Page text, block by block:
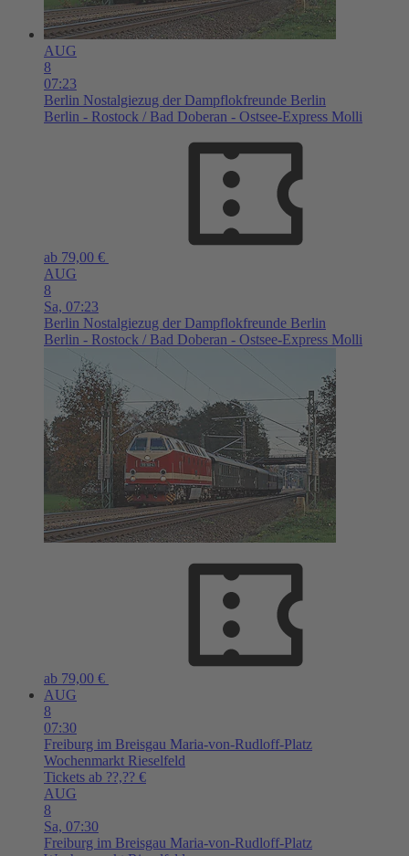
AUG
8
07:23
Berlin Nostalgiezug der Dampflokfreunde Berlin
Berlin - Rostock / Bad Doberan - Ostsee-Express Molli
ab 79,00 €
AUG
8
Sa, 07:23
Berlin Nostalgiezug der Dampflokfreunde Berlin
Berlin - Rostock / Bad Doberan - Ostsee-Express Molli
ab 79,00 €
AUG
8
07:30
Freiburg im Breisgau Maria-von-Rudloff-Platz
Wochenmarkt Rieselfeld
Tickets ab ??,?? €
AUG
8
Sa, 07:30
Freiburg im Breisgau Maria-von-Rudloff-Platz